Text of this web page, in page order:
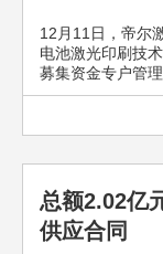
12月11日，帝尔
电池激光印刷技
募集资金专户管
总额2.02亿
供应合同